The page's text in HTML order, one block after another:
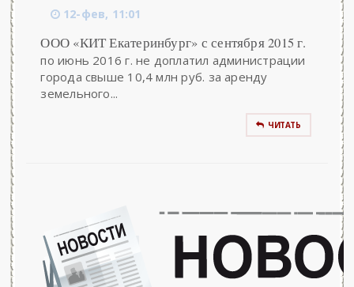
12-фев, 11:01
ООО «КИТ Екатеринбург» с сентября 2015 г.
по июнь 2016 г. не доплатил администрации
города свыше 10,4 млн руб. за аренду
земельного...
ЧИТАТЬ